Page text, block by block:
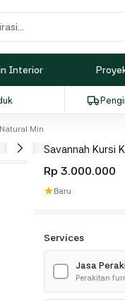
Interior
Minimalis
Savannah Kursi
Rp 3.000.000
★Baru
Services
Jasa
Perakitan